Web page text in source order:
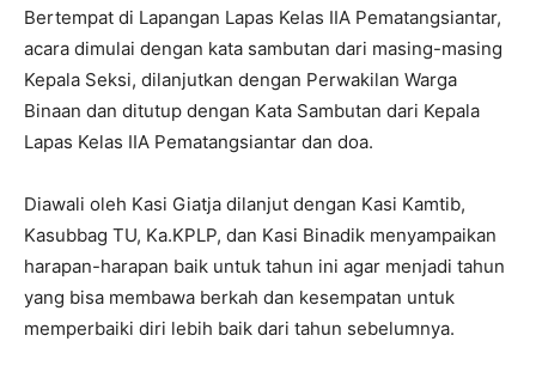
Bertempat di Lapangan Lapas Kelas IIA Pematangsiantar,
acara dimulai dengan kata sambutan dari masing-masing
Kepala Seksi, dilanjutkan dengan Perwakilan Warga
Binaan dan ditutup dengan Kata Sambutan dari Kepala
Lapas Kelas IIA Pematangsiantar dan doa.
Diawali oleh Kasi Giatja dilanjut dengan Kasi Kamtib,
Kasubbag TU, Ka.KPLP, dan Kasi Binadik menyampaikan
harapan-harapan baik untuk tahun ini agar menjadi tahun
yang bisa membawa berkah dan kesempatan untuk
memperbaiki diri lebih baik dari tahun sebelumnya.